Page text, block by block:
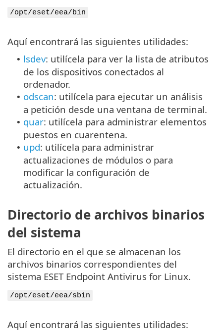
/opt/eset/eea/bin
Aquí encontrará las siguientes utilidades:
• lsdev: utilícela para ver la lista de atributos
de los dispositivos conectados al
ordenador.
• odscan: utilícela para ejecutar un análisis
a petición desde una ventana de terminal.
• quar: utilícela para administrar elementos
puestos en cuarentena.
• upd: utilícela para administrar
actualizaciones de módulos o para
modificar la configuración de
actualización.
Directorio de archivos binarios
del sistema
El directorio en el que se almacenan los
archivos binarios correspondientes del
sistema ESET Endpoint Antivirus for Linux.
/opt/eset/eea/sbin
Aquí encontrará las siguientes utilidades: